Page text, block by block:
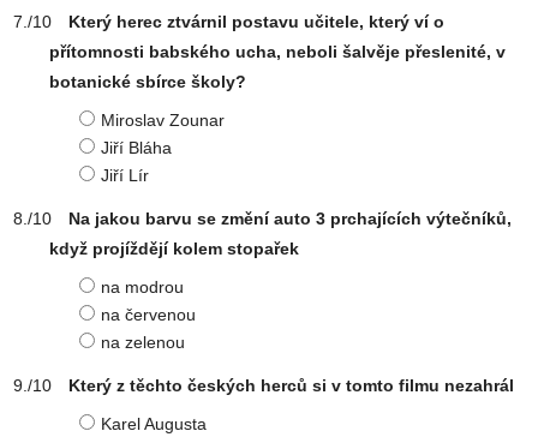
Který herec ztvárnil postavu učitele, který ví o
přítomnosti babského ucha, neboli šalvěje přeslenité, v
botanické sbírce školy?
Miroslav Zounar
Jiří Bláha
Jiří Lír
Na jakou barvu se změní auto 3 prchajících výtečníků,
když projíždějí kolem stopařek
na modrou
na červenou
na zelenou
Který z těchto českých herců si v tomto filmu nezahrál
Karel Augusta